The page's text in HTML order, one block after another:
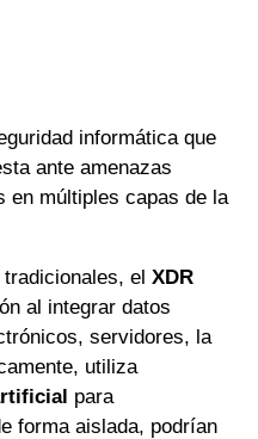
informática que
ante amenazas
en múltiples capas de la
tradicionales, elXDR
al integrar datos
servidores, la
utiliza
para
forma aislada, podrían